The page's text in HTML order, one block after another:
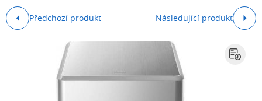
Předchozí produkt Následující produkt